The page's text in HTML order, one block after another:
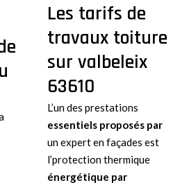
Les tarifs de
travaux toiture
sur valbeleix
63610
L’un des prestations
essentiels proposés par
un expert en façades est
l’protection thermique
énergétique par